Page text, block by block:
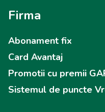
Firma
Abonament fix
Card Avantaj
Promotii cu premii
Sistemul de puncte